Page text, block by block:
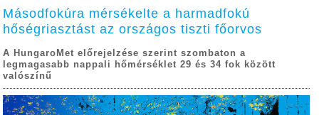
Másodfokúra mérsékelte a harmadfokú
hőségriasztást az országos tiszti főorvos
A HungaroMet előrejelzése szerint szombaton a
legmagasabb nappali hőmérséklet 29 és 34 fok között
valószínű